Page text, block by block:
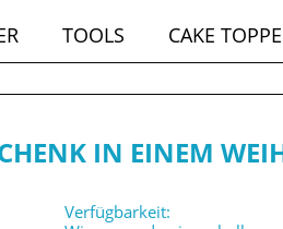
TOOLS CAKE
IN EINEM
Verfügbarkeit: